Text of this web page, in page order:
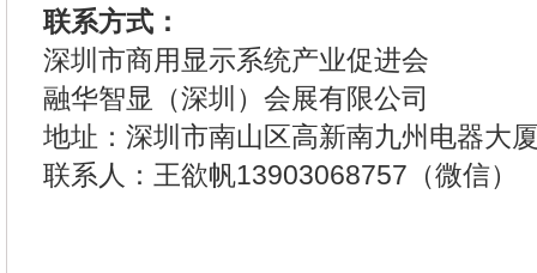
联系方式：
深圳市商用显示系统产业促进会
融华智显（深圳）会展有限公司
地址：深圳市南山区高新南九州电器大
联系人：王欲帆13903068757（微信）